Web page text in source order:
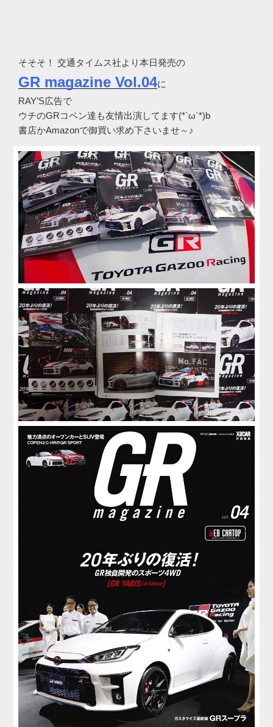
そそそ！ 交通タイムス社より本日発売の
GR magazine Vol.04に
RAY’S広告で
ウチのGRコペン達も友情出演してます(*´ω`*)b
書店かAmazonで御買い求め下さいませ～♪